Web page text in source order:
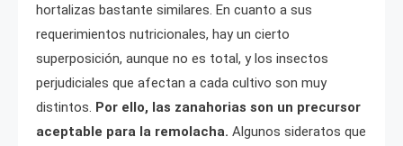
hortalizas bastante similares. En cuanto a sus
requerimientos nutricionales, hay un cierto
superposición, aunque no es total, y los insectos
perjudiciales que afectan a cada cultivo son muy
distintos. Por ello, las zanahorias son un precursor
aceptable para la remolacha. Algunos sideratos que